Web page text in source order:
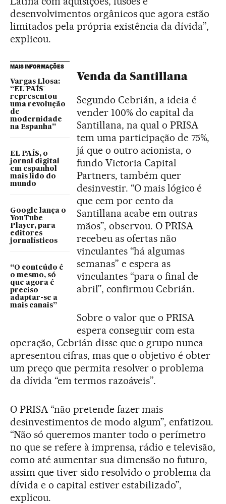
desenvolvimentos orgânicos que agora estão
limitados pela própria existência da dívida”,
explicou.
MAIS INFORMAÇÕES
Vargas Llosa:
“EL PAÍS
representou
uma revolução
de
modernidade
na Espanha”
EL PAÍS, o
jornal digital
em espanhol
mais lido do
mundo
Google lança o
YouTube
Player, para
editores
jornalísticos
“O conteúdo é
o mesmo, só
que agora é
preciso
adaptar-se a
mais canais”
Venda da Santillana
Segundo Cebrián, a ideia é
vender 100% do capital da
Santillana, na qual o PRISA
tem uma participação de 75%,
já que o outro acionista, o
fundo Victoria Capital
Partners, também quer
desinvestir. “O mais lógico é
que cem por cento da
Santillana acabe em outras
mãos”, observou. O PRISA
recebeu as ofertas não
vinculantes “há algumas
semanas” e espera as
vinculantes “para o final de
abril”, confirmou Cebrián.
Sobre o valor que o PRISA
espera conseguir com esta
operação, Cebrián disse que o grupo nunca
apresentou cifras, mas que o objetivo é obter
um preço que permita resolver o problema
da dívida “em termos razoáveis”.
O PRISA “não pretende fazer mais
desinvestimentos de modo algum”, enfatizou.
“Não só queremos manter todo o perímetro
no que se refere à imprensa, rádio e televisão,
como até aumentar sua dimensão no futuro,
assim que tiver sido resolvido o problema da
dívida e o capital estiver estabilizado”,
explicou.